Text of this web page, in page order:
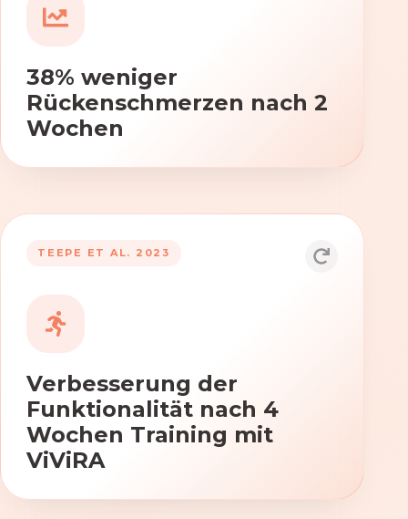
38% weniger
Rückenschmerzen nach 2
Wochen
TEEPE ET AL. 2023
Verbesserung der
Funktionalität nach 4
Wochen Training mit
ViViRA
Durch die Anwendung von ViViRA
Beweglichkeit und Koordination nach